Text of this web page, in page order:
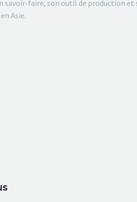
savoir-faire, son outil de production et
Asie.